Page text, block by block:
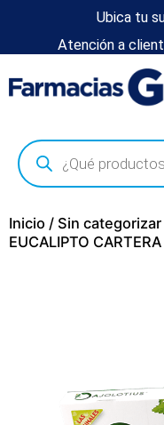
Ubica tu
Atención a
Inicio / Sin categorizar
EUCALIPTO